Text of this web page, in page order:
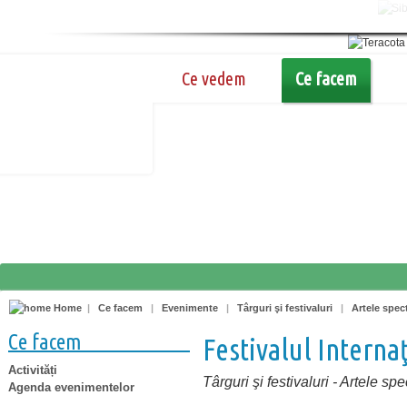
Ce vedem Ce facem
Home | Ce facem | Evenimente | Târguri şi festivaluri | Artele
Ce facem
Activități
Agenda evenimentelor
Festivalul
Târguri şi festivaluri -Artele